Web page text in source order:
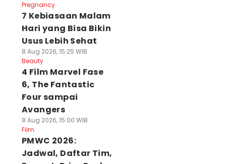
Pregnancy
7 Kebiasaan Malam
Hari yang Bisa Bikin
Usus Lebih Sehat
8 Aug 2026, 15:25 WIB
Beauty
4 Film Marvel Fase
6, The Fantastic
Four sampai
Avangers
8 Aug 2026, 15:00 WIB
Film
PMWC 2026:
Jadwal, Daftar Tim,